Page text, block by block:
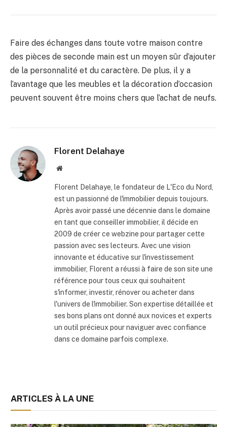
Faire des échanges dans toute votre maison contre
des pièces de seconde main est un moyen sûr d’ajouter
de la personnalité et du caractère. De plus, il y a
l’avantage que les meubles et la décoration d’occasion
peuvent souvent être moins chers que l’achat de neufs.
Florent Delahaye
Site
Florent Delahaye, le fondateur de L'Eco du Nord,
est un passionné de l'immobilier depuis toujours.
Après avoir passé une décennie dans le domaine
en tant que conseiller immobilier, il décide en
2009 de créer ce webzine pour partager cette
passion avec ses lecteurs. Avec une vision
innovante et éducative sur l'investissement
immobilier, Florent a réussi à faire de son site une
référence pour tous ceux qui souhaitent
s'informer, investir, rénover ou acheter dans
l'univers de l'immobilier. Son expertise détaillée et
ses bons plans ont donné aux novices et experts
un outil précieux pour naviguer avec confiance
dans ce domaine parfois complexe.
ARTICLES À LA UNE